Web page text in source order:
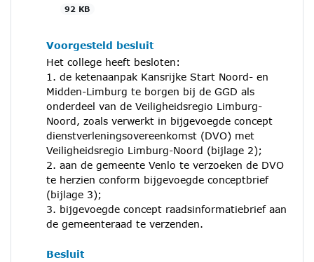
92 KB
Voorgesteld besluit
Het college heeft besloten:
1. de ketenaanpak Kansrijke Start Noord- en
Midden-Limburg te borgen bij de GGD als
onderdeel van de Veiligheidsregio Limburg-
Noord, zoals verwerkt in bijgevoegde concept
dienstverleningsovereenkomst (DVO) met
Veiligheidsregio Limburg-Noord (bijlage 2);
2. aan de gemeente Venlo te verzoeken de DVO
te herzien conform bijgevoegde conceptbrief
(bijlage 3);
3. bijgevoegde concept raadsinformatiebrief aan
de gemeenteraad te verzenden.
Besluit